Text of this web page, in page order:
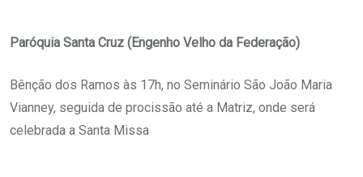
Paróquia Santa Cruz (Engenho Velho da Federação)
Bênção dos Ramos às 17h, no Seminário São João Maria
Vianney, seguida de procissão até a Matriz, onde será
celebrada a Santa Missa